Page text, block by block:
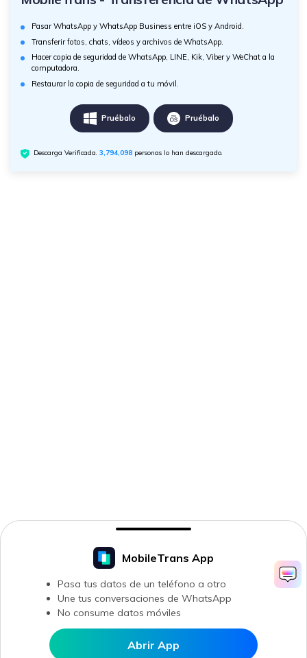
MobileTrans App
Pasa tus datos de un teléfono a otro
Une tus conversaciones de WhatsApp
No consume datos móviles
Abrir App
Pasar WhatsApp y WhatsApp Business entre iOS y Android.
Transferir fotos, chats, vídeos y archivos de WhatsApp.
Hacer copia de seguridad de WhatsApp, LINE, Kik, Viber y WeChat a la
computadora.
Restaurar la copia de seguridad a tu móvil.
Pruébalo Pruébalo
Descarga Verificada.3,794,098 personas lo han descargado.